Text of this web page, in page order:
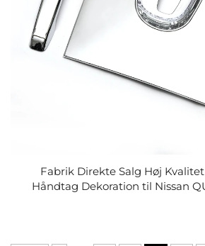
Fabrik Direkte Salg Høj
Håndtag Dekoration til Nissan